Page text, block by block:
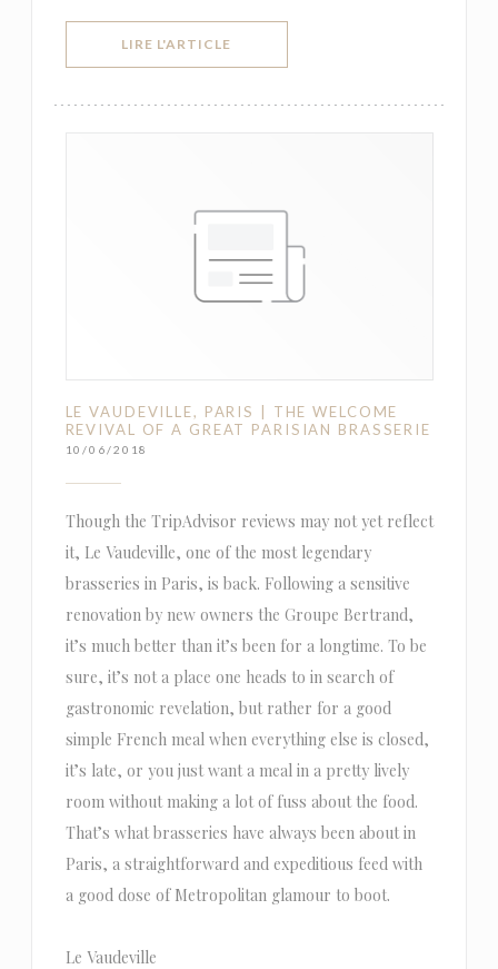
LIRE L'ARTICLE
LE VAUDEVILLE, PARIS | THE WELCOME
REVIVAL OF A GREAT PARISIAN BRASSERIE
10/06/2018
Though the TripAdvisor reviews may not yet reflect
it, Le Vaudeville, one of the most legendary
brasseries in Paris, is back. Following a sensitive
renovation by new owners the Groupe Bertrand,
it’s much better than it’s been for a longtime. To be
sure, it’s not a place one heads to in search of
gastronomic revelation, but rather for a good
simple French meal when everything else is closed,
it’s late, or you just want a meal in a pretty lively
room without making a lot of fuss about the food.
That’s what brasseries have always been about in
Paris, a straightforward and expeditious feed with
a good dose of Metropolitan glamour to boot.
Le Vaudeville